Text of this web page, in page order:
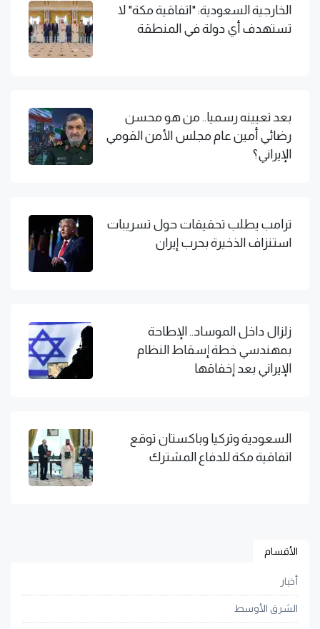
الخارجية السعودية: "اتفاقية مكة" لا
تستهدف أي دولة في المنطقة
بعد تعيينه رسميا.. من هو محسن
رضائي أمين عام مجلس الأمن القومي
الإيراني؟
ترامب يطلب تحقيقات حول تسريبات
استنزاف الذخيرة بحرب إيران
زلزال داخل الموساد.. الإطاحة
بمهندسي خطة إسقاط النظام
الإيراني بعد إخفاقها
السعودية وتركيا وباكستان توقع
اتفاقية مكة للدفاع المشترك
الأقسام
أخبار
الشرق الأوسط